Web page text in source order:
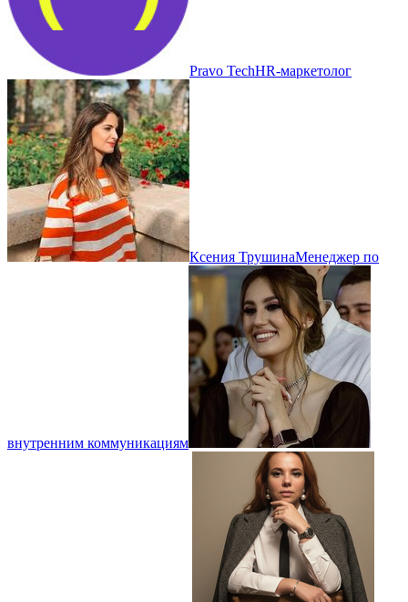
Pravo TechHR-маркетолог
Ксения ТрушинаМенеджер по
внутренним коммуникациям